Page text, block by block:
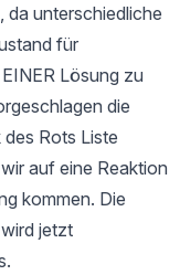
da unterschiedliche
für
Lösung zu
die
Rots Liste
auf eine Reaktion
kommen. Die
jetzt